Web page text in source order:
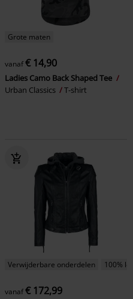
Grote maten
vanaf€ 14,90
Ladies Camo Back Shaped Tee
Urban Classics
T-shirt
Verwijderbare onderdelen 100%
vanaf€ 172,99